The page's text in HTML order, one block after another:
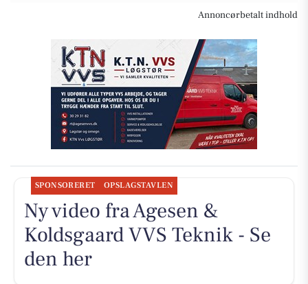
Annoncørbetalt indhold
SPONSORERET OPSLAGSTAVLEN
Ny video fra Agesen &
Koldsgaard VVS Teknik - Se
den her